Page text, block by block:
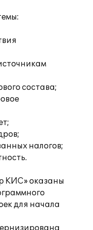
состава;
налогов;
КИС» оказаны
для начала